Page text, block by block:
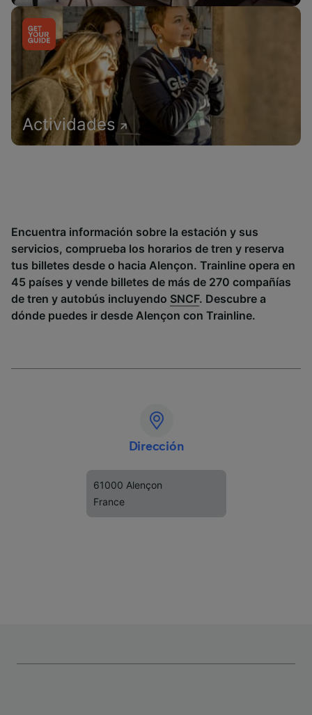
Actividades
Encuentra información sobre la estación y sus
servicios, comprueba los horarios de tren y reserva
tus billetes desde o hacia Alençon. Trainline opera en
45 países y vende billetes de más de 270 compañías
de tren y autobús incluyendo SNCF. Descubre a
dónde puedes ir desde Alençon con Trainline.
Dirección
61000 Alençon
France